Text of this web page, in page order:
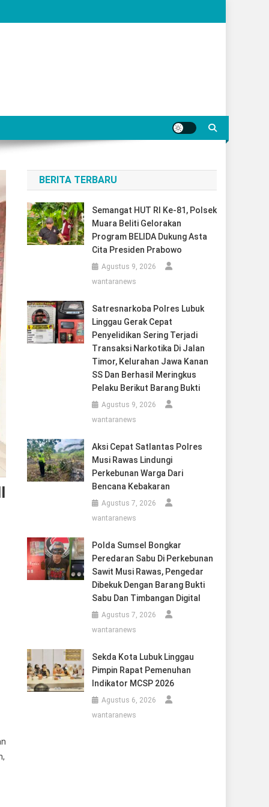
BERITA TERBARU
Semangat HUT RI Ke-81, Polsek
Muara Beliti Gelorakan
Program BELIDA Dukung Asta
Cita Presiden Prabowo
Agustus 9, 2026
wantaranews
Satresnarkoba Polres Lubuk
Linggau Gerak Cepat
Penyelidikan Sering Terjadi
Transaksi Narkotika Di Jalan
Timor, Kelurahan Jawa Kanan
SS Dan Berhasil Meringkus
Pelaku Berikut Barang Bukti
Agustus 9, 2026
wantaranews
Aksi Cepat Satlantas Polres
Musi Rawas Lindungi
Perkebunan Warga Dari
Bencana Kebakaran
Agustus 7, 2026
wantaranews
Polda Sumsel Bongkar
Peredaran Sabu Di Perkebunan
Sawit Musi Rawas, Pengedar
Dibekuk Dengan Barang Bukti
Sabu Dan Timbangan Digital
Agustus 7, 2026
wantaranews
Sekda Kota Lubuk Linggau
Pimpin Rapat Pemenuhan
Indikator MCSP 2026
Agustus 6, 2026
wantaranews